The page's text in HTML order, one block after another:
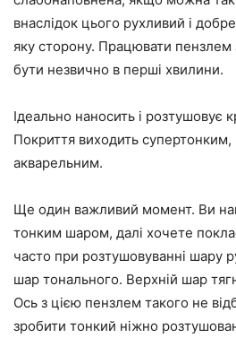
внаслідок цього рухливий і
яку сторону. Працювати
бути незвично в перші хвилини.
Ідеально наносить і розтушовує
Покриття виходить
акварельним.
Ще один важливий момент. Ви
тонким шаром, далі хочете
часто при розтушовуванні шару
шар тонального. Верхній шар
Ось з цією пензлем такого не
зробити тонкий ніжно